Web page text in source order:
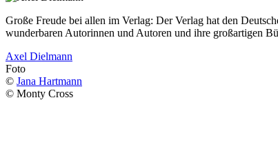
Große Freude bei allen im Verlag: Der Verlag hat den
wunderbaren Autorinnen und Autoren und ihre großartigen
Axel Dielmann
Foto
© Jana Hartmann
© Monty Cross